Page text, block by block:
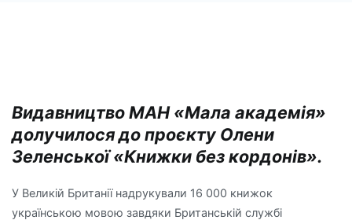
Видавництво МАН «Мала академія»
долучилося до проєкту Олени
Зеленської «Книжки без кордонів».
У Великій Британії надрукували 16 000 книжок
українською мовою завдяки Британській службі